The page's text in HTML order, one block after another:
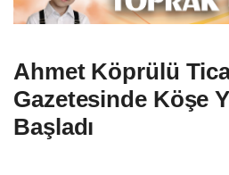
Ahmet Köprülü
Gazetesinde Köşe
Başladı